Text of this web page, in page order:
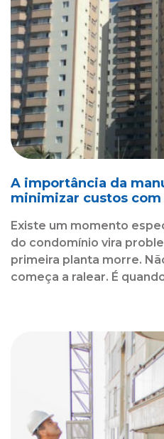
A importância da
minimizar custos
Existe um momento
do condomínio vira
primeira planta morre.
começa a ralear. É